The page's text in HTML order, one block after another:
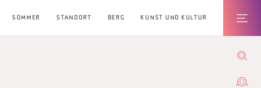
SOMMER STANDORT BERG KUNST UND KULTUR